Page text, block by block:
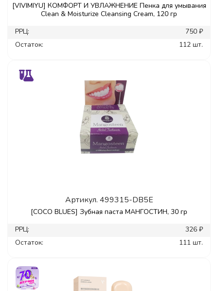
[VIVIMIYU] КОМФОРТ И УВЛАЖНЕНИЕ Пенка для умывания
Clean & Moisturize Cleansing Cream, 120 гр
РРЦ:
750 ₽
Остаток:
112 шт.
Артикул. 499315-DB5E
[COCO BLUES] Зубная паста МАНГОСТИН, 30 гр
РРЦ:
326 ₽
Остаток:
111 шт.